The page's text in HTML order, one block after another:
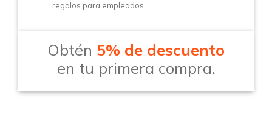
regalos para empleados.
Obtén 5% de descuento
en tu primera compra.